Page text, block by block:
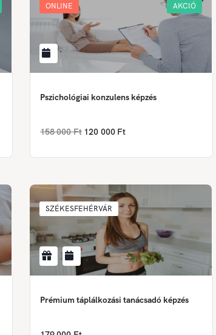
ONLINE AKCIÓ
Pszichológiai konzulens képzés
158 000 Ft 120 000 Ft
SZÉKESFEHÉRVÁR
Prémium táplálkozási tanácsadó képzés